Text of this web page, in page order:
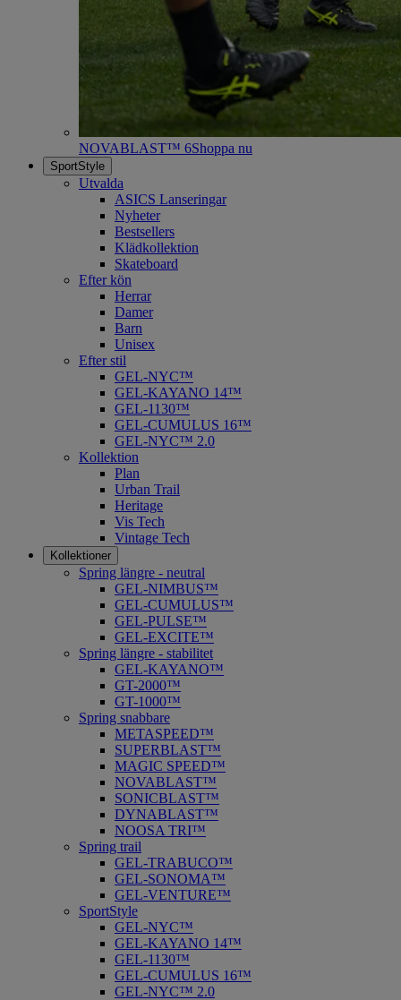
NOVABLAST™ 6Shoppa nu
SportStyle
Utvalda
ASICS Lanseringar
Nyheter
Bestsellers
Klädkollektion
Skateboard
Efter kön
Herrar
Damer
Barn
Unisex
Efter stil
GEL-NYC™
GEL-KAYANO 14™
GEL-1130™
GEL-CUMULUS 16™
GEL-NYC™ 2.0
Kollektion
Plan
Urban Trail
Heritage
Vis Tech
Vintage Tech
Kollektioner
Spring längre - neutral
​GEL-NIMBUS™
GEL-CUMULUS™
GEL-PULSE™
GEL-EXCITE™
Spring längre - stabilitet
GEL-KAYANO™
GT-2000™
GT-1000™
Spring snabbare
METASPEED™
SUPERBLAST™
MAGIC SPEED™
NOVABLAST™
SONICBLAST™
DYNABLAST™
NOOSA TRI™
Spring trail
GEL-TRABUCO™
GEL-SONOMA™
GEL-VENTURE™
SportStyle
GEL-NYC™
GEL-KAYANO 14™
GEL-1130™
GEL-CUMULUS 16™
GEL-NYC™ 2.0